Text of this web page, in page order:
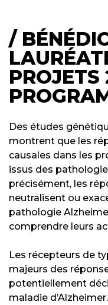
/
PROJETS
Des études
montrent que les
causales dans les
issus des
précisément, les
neutralisent ou
pathologie
comprendre leurs
Les récepteurs de
majeurs des
potentiellement
maladie